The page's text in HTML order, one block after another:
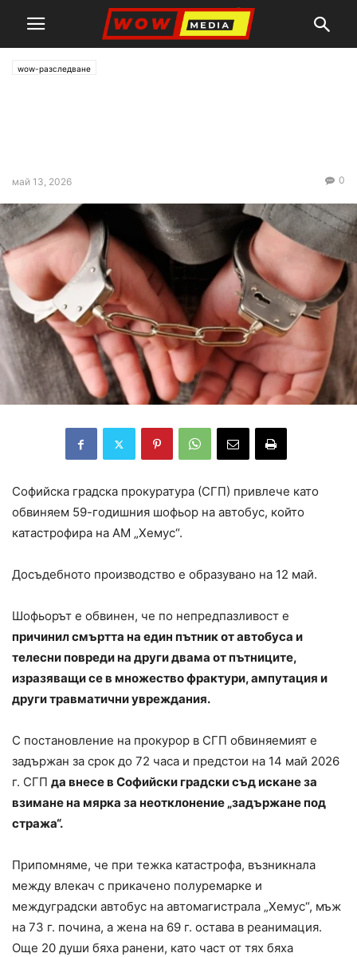
wow-разследване
май 13, 2026 0
Софийска градска прокуратура (СГП) привлече като
обвиняем 59-годишния шофьор на автобус, който
катастрофира на АМ „Хемус“.
Досъдебното производство е образувано на 12 май.
Шофьорът е обвинен, че по непредпазливост е
причинил смъртта на един пътник от автобуса и
телесни повреди на други двама от пътниците,
изразяващи се в множество фрактури, ампутация и
други травматични увреждания.
С постановление на прокурор в СГП обвиняемият е
задържан за срок до 72 часа и предстои на 14 май 2026
г. СГП да внесе в Софийски градски съд искане за
взимане на мярка за неотклонение „задържане под
стража“.
Припомняме, че при тежка катастрофа, възникнала
между влекач с прикачено полуремарке и
междуградски автобус на автомагистрала „Хемус“, мъж
на 73 г. почина, а жена на 69 г. остава в реанимация.
Още 20 души бяха ранени, като част от тях бяха